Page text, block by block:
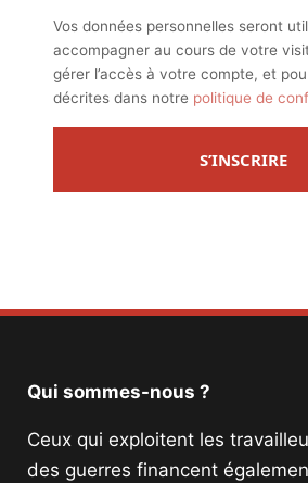
Vos données personnelles seront
accompagner au cours de votre
gérer l’accès à votre compte, et
décrites dans notre politique de
S’INSCRIRE
Qui sommes-nous ?
Ceux qui exploitent les
des guerres financent